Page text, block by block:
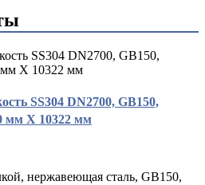
SS304 DN2700, GB150,
мм X 10322 мм